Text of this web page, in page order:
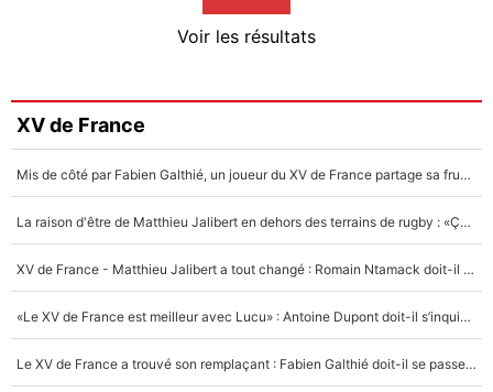
Faris Moumbagna
5%
Un autre joueur
5%
Voir les résultats
XV de France
Mis de côté par Fabien Galthié, un joueur du XV de France partage sa frustration : «ils ne me l’ont pas dit tout de suite»
La raison d'être de Matthieu Jalibert en dehors des terrains de rugby : «Ça m'atteint autant que si tu touches à un membre de ma famille»
XV de France - Matthieu Jalibert a tout changé : Romain Ntamack doit-il s’inquiéter pour sa place à un an de la Coupe du monde ?
«Le XV de France est meilleur avec Lucu» : Antoine Dupont doit-il s’inquiéter pour sa place ?
Le XV de France a trouvé son remplaçant : Fabien Galthié doit-il se passer d'Antoine Dupont ?